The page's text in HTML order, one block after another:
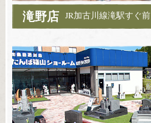
滝野店 JR加古川線滝駅すぐ前